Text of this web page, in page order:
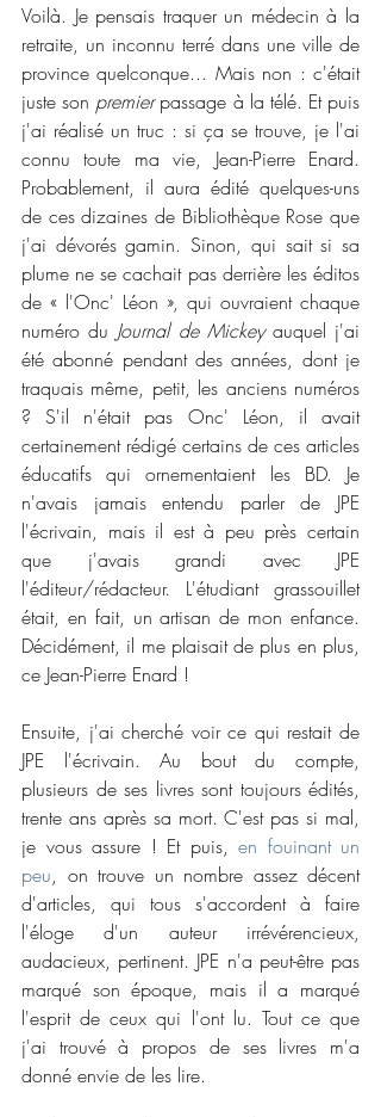
Voilà. Je pensais traquer un médecin à la
retraite, un inconnu terré dans une ville de
province quelconque... Mais non : c'était
juste son premier passage à la télé. Et puis
j'ai réalisé un truc : si ça se trouve, je l'ai
connu toute ma vie, Jean-Pierre Enard.
Probablement, il aura édité quelques-uns
de ces dizaines de Bibliothèque Rose que
j'ai dévorés gamin. Sinon, qui sait si sa
plume ne se cachait pas derrière les éditos
de « l'Onc' Léon », qui ouvraient chaque
numéro du Journal de Mickey auquel j'ai
été abonné pendant des années, dont je
traquais même, petit, les anciens numéros
? S'il n'était pas Onc' Léon, il avait
certainement rédigé certains de ces articles
éducatifs qui ornementaient les BD. Je
n'avais jamais entendu parler de JPE
l'écrivain, mais il est à peu près certain
que j'avais grandi avec JPE
l'éditeur/rédacteur. L'étudiant grassouillet
était, en fait, un artisan de mon enfance.
Décidément, il me plaisait de plus en plus,
ce Jean-Pierre Enard !
Ensuite, j'ai cherché voir ce qui restait de
JPE l'écrivain. Au bout du compte,
plusieurs de ses livres sont toujours édités,
trente ans après sa mort. C'est pas si mal,
je vous assure ! Et puis, en fouinant un
peu, on trouve un nombre assez décent
d'articles, qui tous s'accordent à faire
l'éloge d'un auteur irrévérencieux,
audacieux, pertinent. JPE n'a peut-être pas
marqué son époque, mais il a marqué
l'esprit de ceux qui l'ont lu. Tout ce que
j'ai trouvé à propos de ses livres m'a
donné envie de les lire.